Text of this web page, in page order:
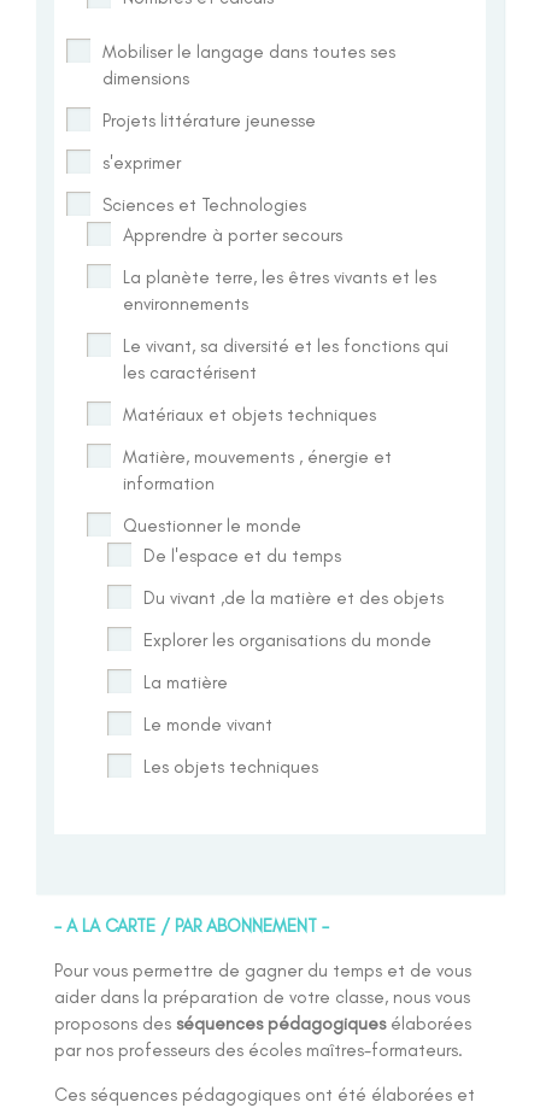
– A LA CARTE / PAR ABONNEMENT –
Pour vous permettre de gagner du temps et de vous
aider dans la préparation de votre classe, nous vous
proposons des séquences pédagogiquesélaborées
par nos professeurs des écoles maîtres-formateurs.
Ces séquences pédagogiques ont été élaborées et
Mobiliser le langage dans toutes ses
dimensions
Projets littérature jeunesse
s'exprimer
Sciences et Technologies
Apprendre à porter secours
La planète terre, les êtres vivants et les
environnements
Le vivant, sa diversité et les fonctions qui
les caractérisent
Matériaux et objets techniques
Matière, mouvements , énergie et
information
Questionner le monde
De l'espace et du temps
Du vivant ,de la matière et des objets
Explorer les organisations du monde
La matière
Le monde vivant
Les objets techniques